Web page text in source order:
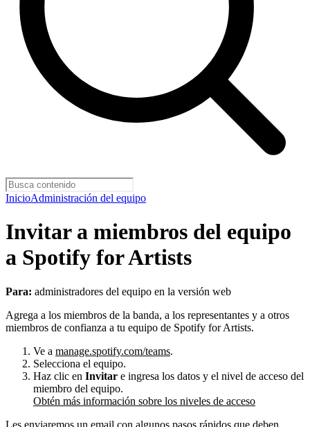
InicioAdministración del equipo
Invitar a miembros del equipo
a Spotify for Artists
Para: administradores del equipo en la versión web
Agrega a los miembros de la banda, a los representantes y a otros
miembros de confianza a tu equipo de Spotify for Artists.
Ve a manage.spotify.com/teams.
Selecciona el equipo.
Haz clic en Invitar e ingresa los datos y el nivel de acceso del
miembro del equipo.
Obtén más información sobre los niveles de acceso
Les enviaremos un email con algunos pasos rápidos que deben